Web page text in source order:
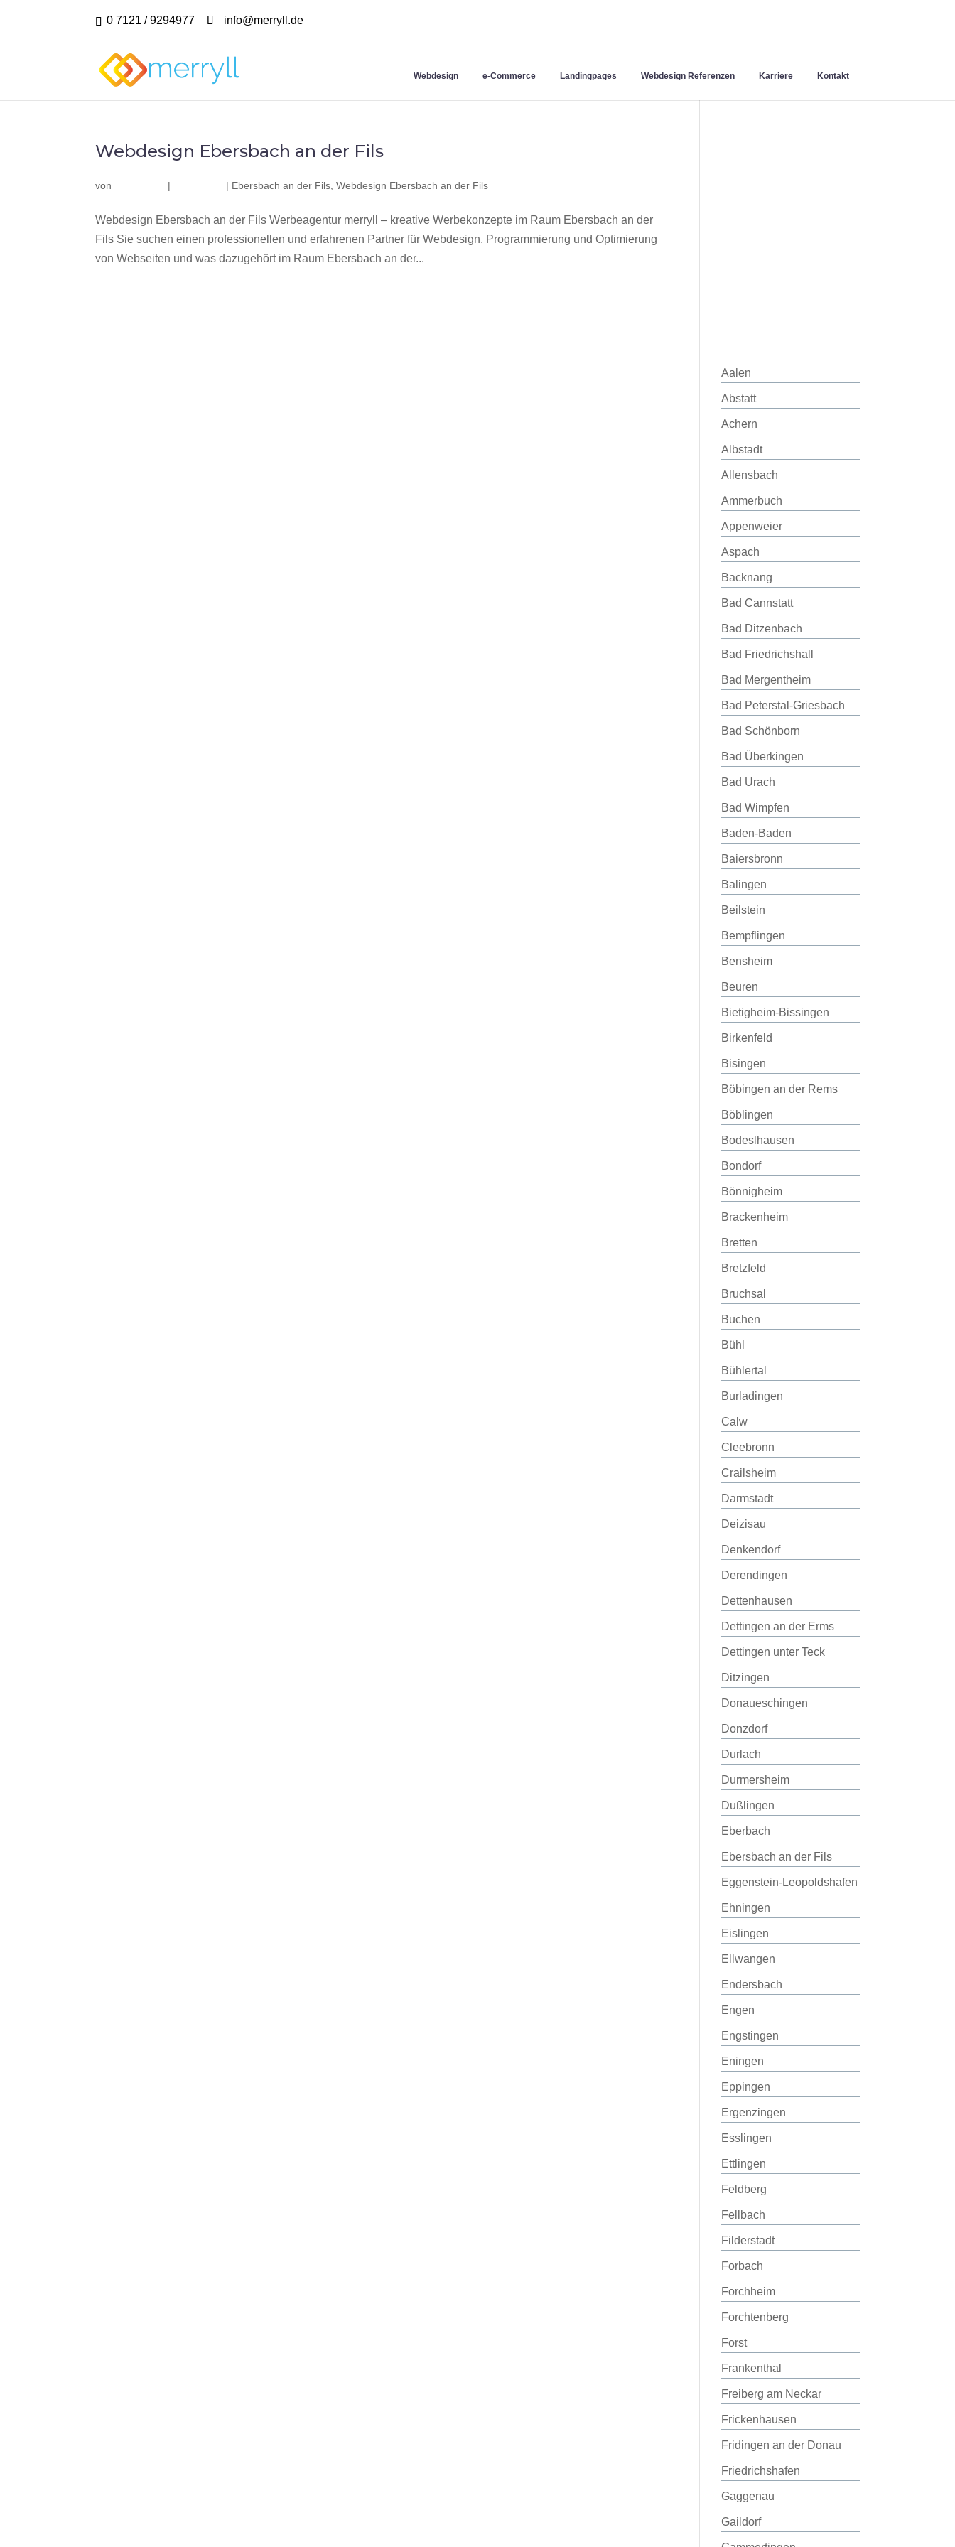
0 7121 / 9294977 info@merryll.de
Webdesign e-Commerce Landingpages Webdesign Referenzen Karriere Kontakt
Webdesign Ebersbach an der Fils
von | | Ebersbach an der Fils ,Webdesign Ebersbach an der Fils
Webdesign Ebersbach an der Fils Werbeagentur merryll – kreative Werbekonzepte im Raum Ebersbach an der
Fils Sie suchen einen professionellen und erfahrenen Partner für Webdesign, Programmierung und Optimierung
von Webseiten und was dazugehört im Raum Ebersbach an der...
Aalen
Abstatt
Achern
Albstadt
Allensbach
Ammerbuch
Appenweier
Aspach
Backnang
Bad Cannstatt
Bad Ditzenbach
Bad Friedrichshall
Bad Mergentheim
Bad Peterstal-Griesbach
Bad Schönborn
Bad Überkingen
Bad Urach
Bad Wimpfen
Baden-Baden
Baiersbronn
Balingen
Beilstein
Bempflingen
Bensheim
Beuren
Bietigheim-Bissingen
Birkenfeld
Bisingen
Böbingen an der Rems
Böblingen
Bodeslhausen
Bondorf
Bönnigheim
Brackenheim
Bretten
Bretzfeld
Bruchsal
Buchen
Bühl
Bühlertal
Burladingen
Calw
Cleebronn
Crailsheim
Darmstadt
Deizisau
Denkendorf
Derendingen
Dettenhausen
Dettingen an der Erms
Dettingen unter Teck
Ditzingen
Donaueschingen
Donzdorf
Durlach
Durmersheim
Dußlingen
Eberbach
Ebersbach an der Fils
Eggenstein-Leopoldshafen
Ehningen
Eislingen
Ellwangen
Endersbach
Engen
Engstingen
Eningen
Eppingen
Ergenzingen
Esslingen
Ettlingen
Feldberg
Fellbach
Filderstadt
Forbach
Forchheim
Forchtenberg
Forst
Frankenthal
Freiberg am Neckar
Frickenhausen
Fridingen an der Donau
Friedrichshafen
Gaggenau
Gaildorf